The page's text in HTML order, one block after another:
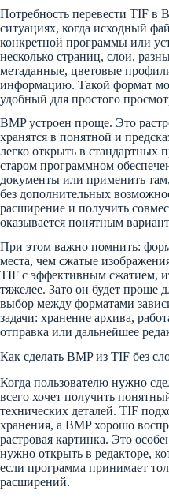
Потребность перевести TIF в
ситуациях, когда исходный
конкретной программы или
несколько страниц, слои,
метаданные, цветовые
информацию. Такой формат
удобный для простого
BMP устроен проще. Это
хранятся в понятной и
легко открыть в стандартных
старом программном
документы или применить
без дополнительных
расширение и получить
оказывается понятным
При этом важно помнить:
места, чем сжатые
TIF с эффективным сжатием,
тяжелее. Зато он будет проще
выбор между форматами
задачи: хранение архива,
отправка или дальнейшее
Как сделать BMP из TIF без
Когда пользователю нужно
всего хочет получить
технических деталей. TIF
хранения, а BMP хорошо
растровая картинка. Это
нужно открыть в редакторе,
если программа принимает
расширений.